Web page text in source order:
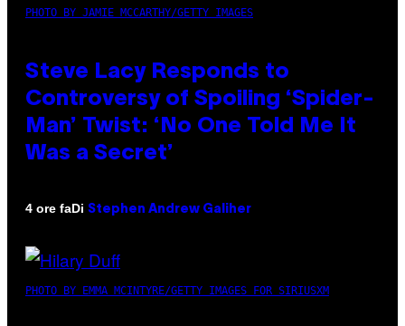
PHOTO BY JAMIE MCCARTHY/GETTY IMAGES
Steve Lacy Responds to
Controversy of Spoiling ‘Spider-
Man’ Twist: ‘No One Told Me It
Was a Secret’
4 ore faDi Stephen Andrew Galiher
PHOTO BY EMMA MCINTYRE/GETTY IMAGES FOR SIRIUSXM